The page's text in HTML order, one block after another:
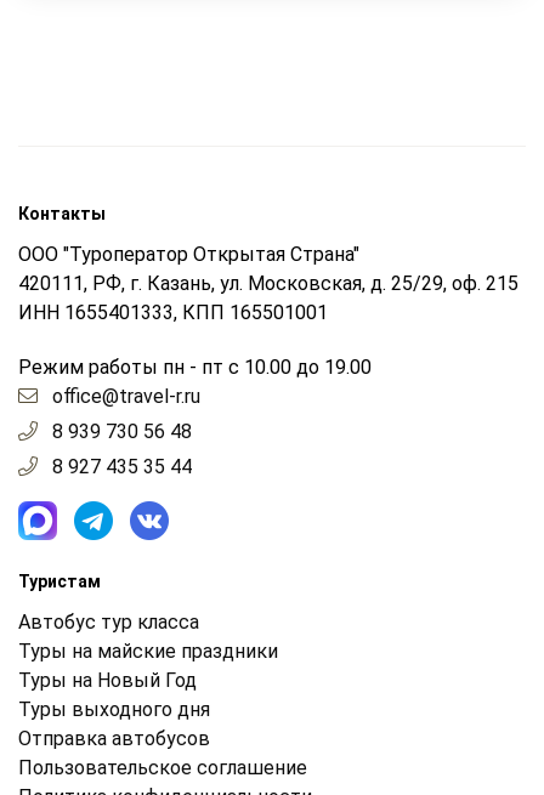
Контакты
ООО "Туроператор Открытая Страна"
420111, РФ, г. Казань, ул. Московская, д. 25/29, оф. 215
ИНН 1655401333, КПП 165501001
Режим работы пн - пт с 10.00 до 19.00
office@travel-r.ru
8 939 730 56 48
8 927 435 35 44
Туристам
Автобус тур класса
Туры на майские праздники
Туры на Новый Год
Туры выходного дня
Отправка автобусов
Пользовательское соглашение